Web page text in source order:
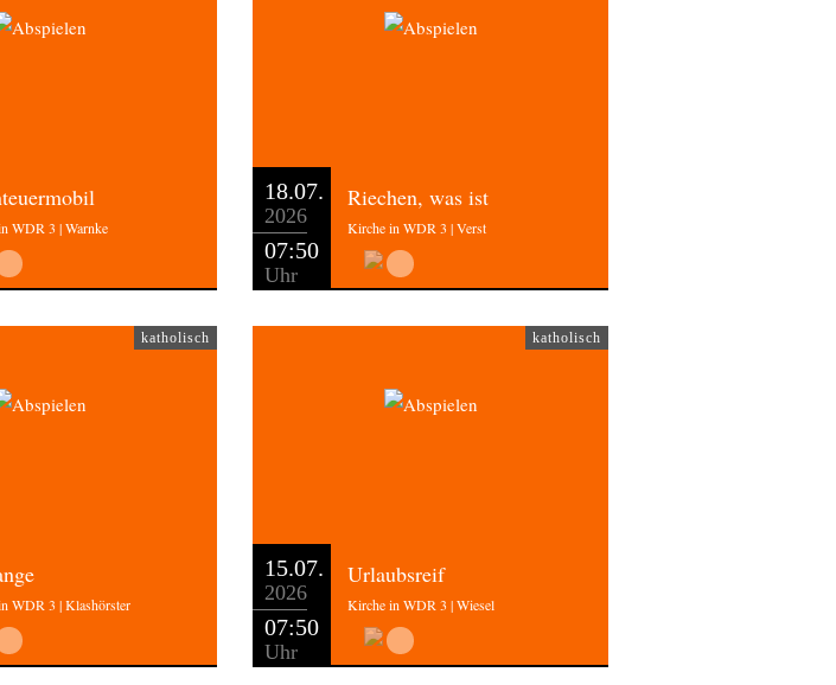
WDR 3 | Warnke
18.07.
2026
07:50
Uhr
Riechen, was ist
Kirche in WDR 3 | Verst
katholisch
WDR 3 | Klashörster
katholisch
15.07.
2026
07:50
Uhr
Urlaubsreif
Kirche in WDR 3 | Wiesel